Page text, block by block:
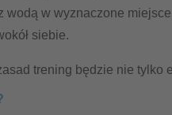
wodą w wyznaczone
siebie.
trening będzie nie tylko